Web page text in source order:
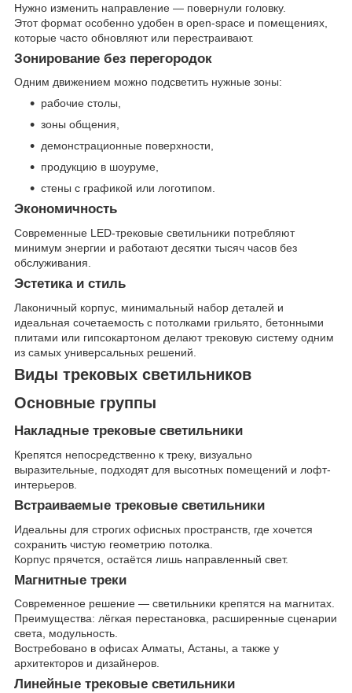
Нужно изменить направление — повернули головку.
Этот формат особенно удобен в open-space и помещениях,
которые часто обновляют или перестраивают.
Зонирование без перегородок
Одним движением можно подсветить нужные зоны:
рабочие столы,
зоны общения,
демонстрационные поверхности,
продукцию в шоуруме,
стены с графикой или логотипом.
Экономичность
Современные LED-трековые светильники потребляют
минимум энергии и работают десятки тысяч часов без
обслуживания.
Эстетика и стиль
Лаконичный корпус, минимальный набор деталей и
идеальная сочетаемость с потолками грильято, бетонными
плитами или гипсокартоном делают трековую систему одним
из самых универсальных решений.
Виды трековых светильников
Основные группы
Накладные трековые светильники
Крепятся непосредственно к треку, визуально
выразительные, подходят для высотных помещений и лофт-
интерьеров.
Встраиваемые трековые светильники
Идеальны для строгих офисных пространств, где хочется
сохранить чистую геометрию потолка.
Корпус прячется, остаётся лишь направленный свет.
Магнитные треки
Современное решение — светильники крепятся на магнитах.
Преимущества: лёгкая перестановка, расширенные сценарии
света, модульность.
Востребовано в офисах Алматы, Астаны, а также у
архитекторов и дизайнеров.
Линейные трековые светильники